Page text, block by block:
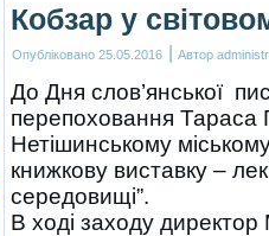
Кобзар у
Опубліковано 25.05.2016 | Автор
До Дня слов’янської
перепоховання Тараса
Нетішинському
книжкову виставку –
середовищі”.
В ході заходу